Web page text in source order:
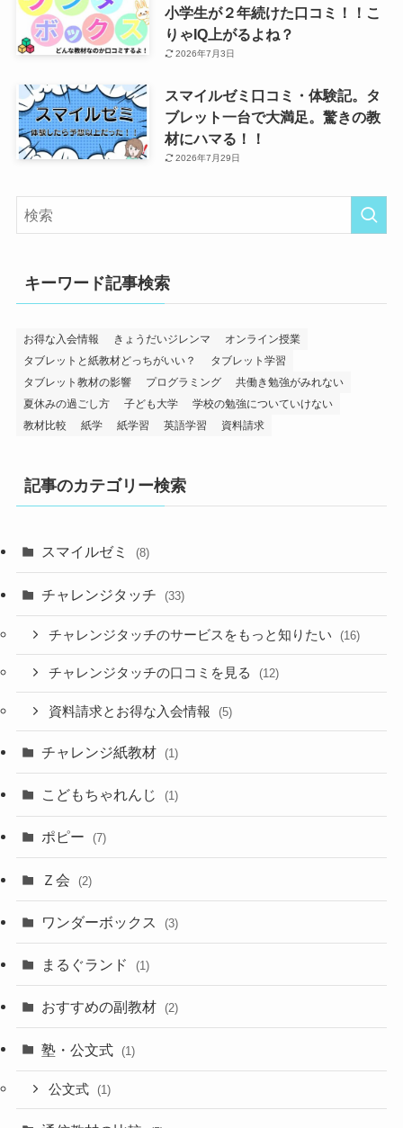
小学生が２年続けた口コミ！！こ
りゃIQ上がるよね？
2026年7月3日
スマイルゼミ口コミ・体験記。タ
ブレット一台で大満足。驚きの教
材にハマる！！
2026年7月29日
キーワード記事検索
お得な入会情報 きょうだいジレンマ
オンライン授業
タブレットと紙教材どっちがいい？
タブレット学習
タブレット教材の影響
プログラミング
共働き勉強がみれない
夏休みの過ごし方
子ども大学
学校の勉強についていけない
教材比較
紙学 紙学習 英語学習 資料請求
記事のカテゴリー検索
スマイルゼミ (8)
チャレンジタッチ (33)
チャレンジタッチのサービスをもっと知りたい (16)
チャレンジタッチの口コミを見る (12)
資料請求とお得な入会情報 (5)
チャレンジ紙教材 (1)
こどもちゃれんじ (1)
ポピー (7)
Ｚ会 (2)
ワンダーボックス (3)
まるぐランド (1)
おすすめの副教材 (2)
塾・公文式 (1)
公文式 (1)